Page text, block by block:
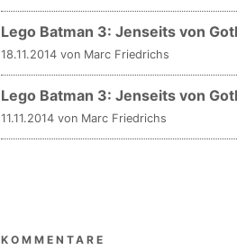
Lego Batman 3: Jenseits von
18.11.2014 von Marc Friedrichs
Lego Batman 3: Jenseits von
11.11.2014 von Marc Friedrichs
KOMMENTARE